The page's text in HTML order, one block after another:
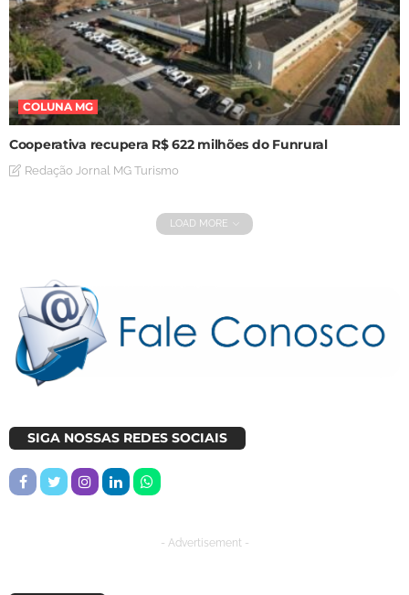
COLUNA MG
Cooperativa recupera R$ 622 milhões do Funrural
Redação Jornal MG Turismo
LOAD MORE
SIGA NOSSAS REDES SOCIAIS
- Advertisement -